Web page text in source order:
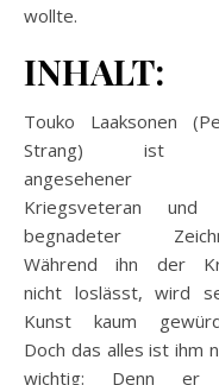
wollte.
INHALT:
Touko Laaksonen
Strang) ist
angesehener
Kriegsveteran und
begnadeter
Während ihn der
nicht loslässt, wird
Kunst kaum
Doch das alles ist ihm
wichtig: Denn er